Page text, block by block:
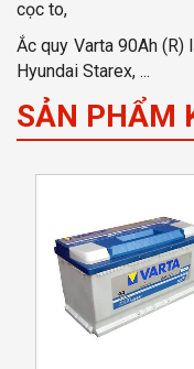
cọc to,
Ắc quy Varta 90Ah (R)
Hyundai Starex, ...
SẢN PHẨM